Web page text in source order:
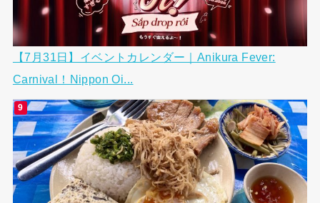
【7月31日】イベントカレンダー｜Anikura Fever:
Carnival！Nippon Oi...